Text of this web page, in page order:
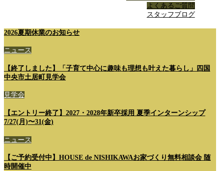
よくあるご質問
スタッフブログ
2026夏期休業のお知らせ
ニュース
【終了しました】「子育て中心に趣味も理想も叶えた暮らし」四国
中央市土居町見学会
見学会
【エントリー終了】2027・2028年新卒採用 夏季インターンシップ
7/27(月)〜31(金)
ニュース
【ご予約受付中】HOUSE de NISHIKAWAお家づくり無料相談会 随
時開催中